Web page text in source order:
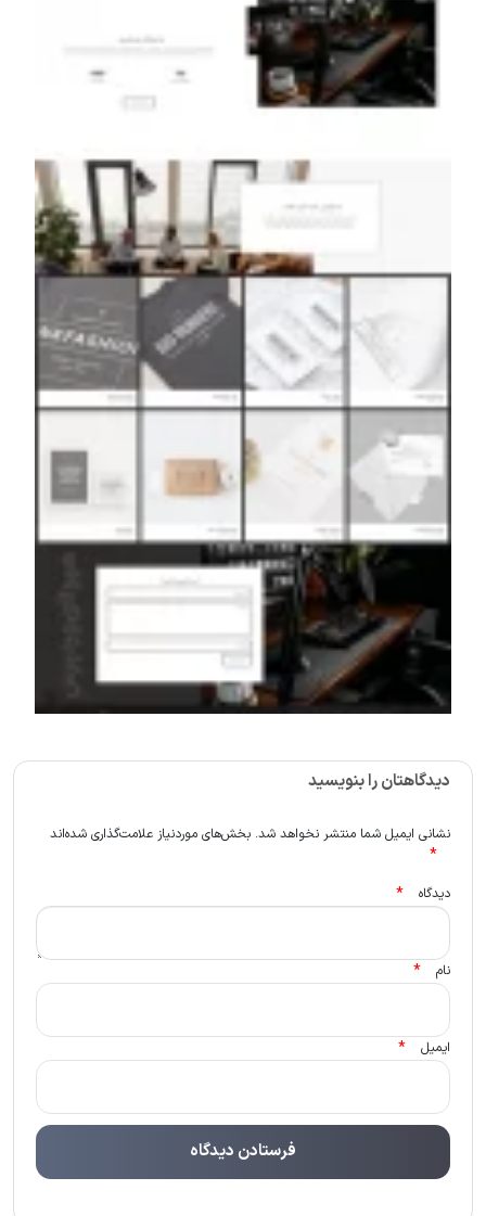
دیدگاهتان را بنویسید
نشانی ایمیل شما منتشر نخواهد شد. بخش‌های موردنیاز علامت‌گذاری شده‌اند
*
دیدگاه *
نام *
ایمیل *